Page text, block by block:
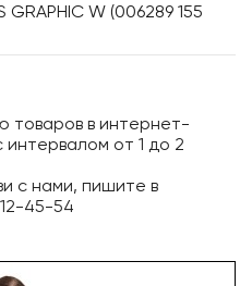
GRAPHIC W (006289 155
товаров в интернет-
интервалом от 1 до 2
с нами, пишите в
45-54